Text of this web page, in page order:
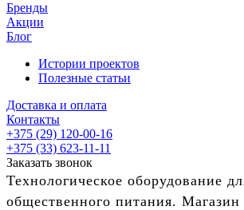
Бренды
Акции
Блог
Истории проектов
Полезные статьи
Доставка и оплата
Контакты
+375 (29) 120-00-16
+375 (33) 623-11-11
Заказать звонок
Технологическое оборудование
общественного питания. Магазин